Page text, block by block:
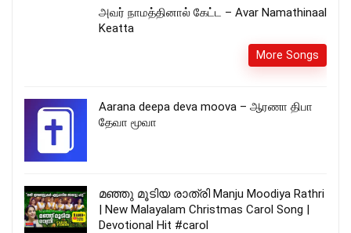
அவர் நாமத்தினால் கேட்ட – Avar Namathinaal
Keatta
More Songs
Aarana deepa deva moova – ஆரணா திபா
தேவா மூவா
മഞ്ഞു മൂടിയ രാത്രി Manju Moodiya Rathri
| New Malayalam Christmas Carol Song |
Devotional Hit #carol